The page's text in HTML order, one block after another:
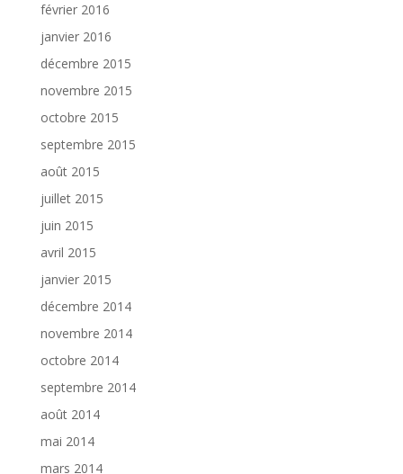
février 2016
janvier 2016
décembre 2015
novembre 2015
octobre 2015
septembre 2015
août 2015
juillet 2015
juin 2015
avril 2015
janvier 2015
décembre 2014
novembre 2014
octobre 2014
septembre 2014
août 2014
mai 2014
mars 2014